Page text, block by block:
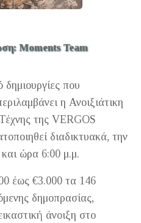
Moments Team
που
η Ανοιξιάτικη
της VERGOS
διαδικτυακά, την
ώρα 6:00 μ.μ.
έως €3.000 τα 146
δημοπρασίας,
άνοιξη στο